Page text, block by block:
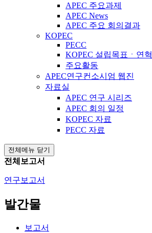
APEC 주요과제
APEC News
APEC 주요 회의결과
KOPEC
PECC
KOPEC 설립목표ㆍ연혁
주요활동
APEC연구컨소시엄 웹진
자료실
APEC 연구 시리즈
APEC 회의 일정
KOPEC 자료
PECC 자료
전체메뉴 닫기
전체보고서
연구보고서
발간물
보고서